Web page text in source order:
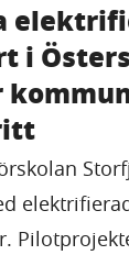
i